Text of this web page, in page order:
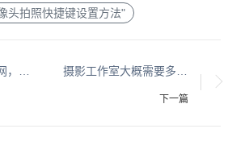
头拍照快捷键设置方法"
下一篇